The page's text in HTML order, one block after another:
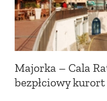
Majorka – Cala
bezpłciowy kurort